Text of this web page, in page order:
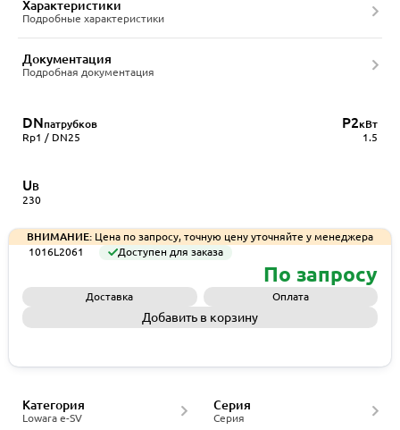
Характеристики
Подробные характеристики
Документация
Подробная документация
DNпатрубков
Rp1 / DN25
P2кВт
1.5
UВ
230
ВНИМАНИЕ: Цена по запросу, точную цену уточняйте у менеджера
1016L2061
Доступен для заказа
По запросу
Доставка Оплата
Добавить в корзину
Lowara e-SV
Категория
Серия
Серия